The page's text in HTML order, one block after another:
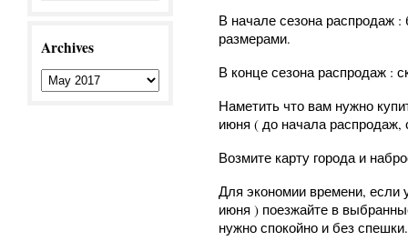
Archives
В начале сезона распродаж
размерами.
В конце сезона распродаж :
Наметить что вам нужно
июня ( до начала распродаж,
Возмите карту города и
Для экономии времени, если
июня ) поезжайте в
нужно спокойно и без спешки.